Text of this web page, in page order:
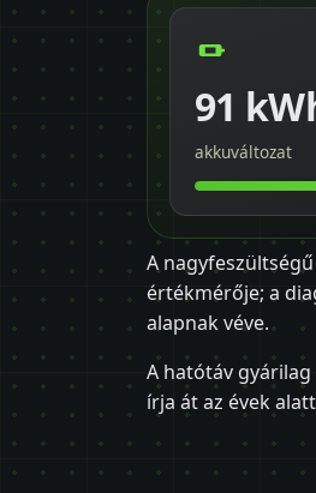
91
akkuváltozat
A
értékmérője; a
alapnak véve.
A hatótáv gyárilag
írja át az évek